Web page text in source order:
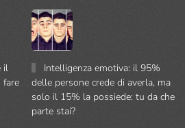
il
fare
Intelligenza emotiva: il 95%
delle persone crede di averla, ma
solo il 15% la possiede: tu da che
parte stai?